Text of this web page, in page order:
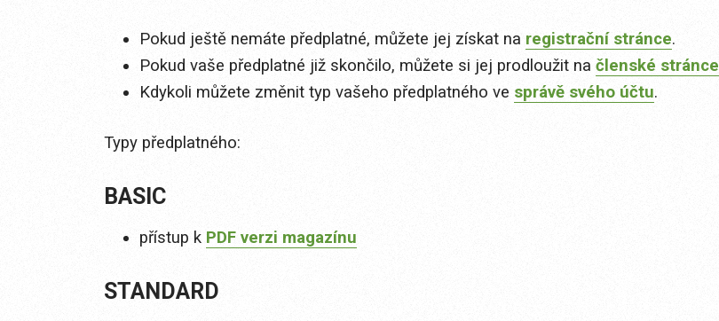
Pokud ještě nemáte předplatné, můžete jej získat na registrační stránce.
Pokud vaše předplatné již skončilo, můžete si jej prodloužit na členské stránce
Kdykoli můžete změnit typ vašeho předplatného ve správě svého účtu.
Typy předplatného:
BASIC
přístup k PDF verzi magazínu
STANDARD